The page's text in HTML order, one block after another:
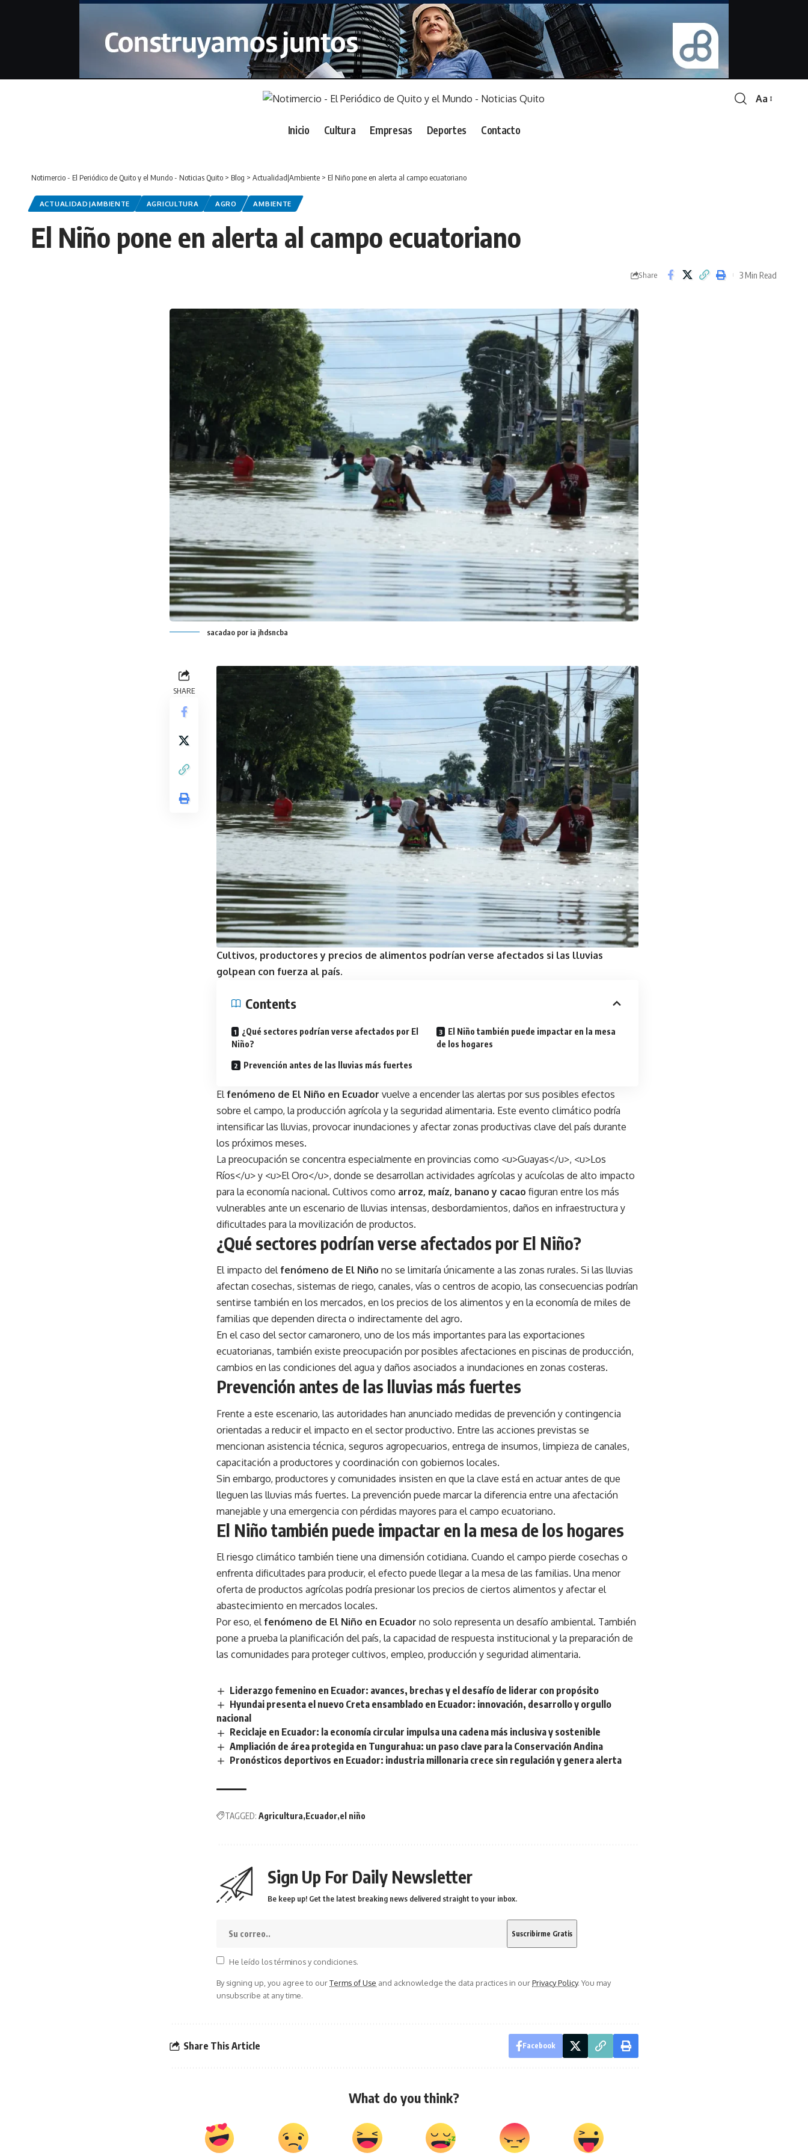
Font
Aa
Inicio Cultura Empresas Deportes Contacto
Notimercio - El Periódico de Quito y el Mundo - Noticias Quito > Blog > Actualidad|Ambiente > El Niño pone en alerta al campo ecuatoriano
ACTUALIDAD|AMBIENTE AGRICULTURA AGRO AMBIENTE
El Niño pone en alerta al campo ecuatoriano
Share 3 Min Read
sacadao por ia jhdsncba
SHARE
Cultivos, productores y precios de alimentos podrían verse afectados si las lluvias
golpean con fuerza al país.
Contents
¿Qué sectores podrían verse afectados por El
Niño?
Prevención antes de las lluvias más fuertes
El Niño también puede impactar en la mesa
de los hogares
Elfenómeno de El Niño en Ecuador vuelve a encender las alertas por sus posibles efectos
sobre el campo, la producción agrícola y la seguridad alimentaria. Este evento climático podría
intensificar las lluvias, provocar inundaciones y afectar zonas productivas clave del país durante
los próximos meses.
La preocupación se concentra especialmente en provincias como <u>Guayas</u>, <u>Los
Ríos</u> y <u>El Oro</u>, donde se desarrollan actividades agrícolas y acuícolas de alto impacto
para la economía nacional. Cultivos como arroz, maíz, banano y cacao figuran entre los más
vulnerables ante un escenario de lluvias intensas, desbordamientos, daños en infraestructura y
dificultades para la movilización de productos.
¿Qué sectores podrían verse afectados por El Niño?
El impacto delfenómeno de El Niño no se limitaría únicamente a las zonas rurales. Si las lluvias
afectan cosechas, sistemas de riego, canales, vías o centros de acopio, las consecuencias podrían
sentirse también en los mercados, en los precios de los alimentos y en la economía de miles de
familias que dependen directa o indirectamente del agro.
En el caso del sector camaronero, uno de los más importantes para las exportaciones
ecuatorianas, también existe preocupación por posibles afectaciones en piscinas de producción,
cambios en las condiciones del agua y daños asociados a inundaciones en zonas costeras.
Prevención antes de las lluvias más fuertes
Frente a este escenario, las autoridades han anunciado medidas de prevención y contingencia
orientadas a reducir el impacto en el sector productivo. Entre las acciones previstas se
mencionan asistencia técnica, seguros agropecuarios, entrega de insumos, limpieza de canales,
capacitación a productores y coordinación con gobiernos locales.
Sin embargo, productores y comunidades insisten en que la clave está en actuar antes de que
lleguen las lluvias más fuertes. La prevención puede marcar la diferencia entre una afectación
manejable y una emergencia con pérdidas mayores para el campo ecuatoriano.
El Niño también puede impactar en la mesa de los hogares
El riesgo climático también tiene una dimensión cotidiana. Cuando el campo pierde cosechas o
enfrenta dificultades para producir, el efecto puede llegar a la mesa de las familias. Una menor
oferta de productos agrícolas podría presionar los precios de ciertos alimentos y afectar el
abastecimiento en mercados locales.
Por eso, elfenómeno de El Niño en Ecuador no solo representa un desafío ambiental. También
pone a prueba la planificación del país, la capacidad de respuesta institucional y la preparación de
las comunidades para proteger cultivos, empleo, producción y seguridad alimentaria.
Liderazgo femenino en Ecuador: avances, brechas y el desafío de liderar con propósito
Hyundai presenta el nuevo Creta ensamblado en Ecuador: innovación, desarrollo y orgullo
nacional
Reciclaje en Ecuador: la economía circular impulsa una cadena más inclusiva y sostenible
Ampliación de área protegida en Tungurahua: un paso clave para la Conservación Andina
Pronósticos deportivos en Ecuador: industria millonaria crece sin regulación y genera alerta
TAGGED: Agricultura Ecuador el niño
Sign Up For Daily Newsletter
Be keep up! Get the latest breaking news delivered straight to your inbox.
He leído los términos y condiciones.
By signing up, you agree to ourTerms of Use and acknowledge the data practices in ourPrivacy Policy. You may
unsubscribe at any time.
Share This Article Facebook
What do you think?